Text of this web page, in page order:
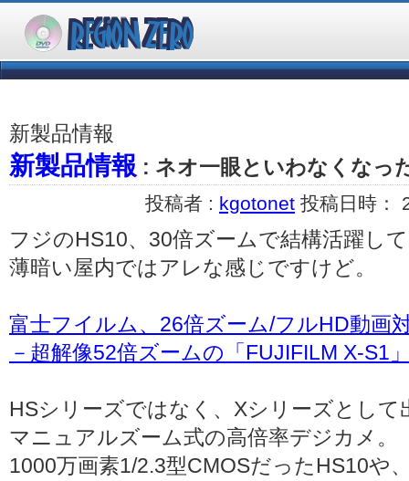
新製品情報
新製品情報 : ネオ一眼といわなくなっ
投稿者 : kgotonet 投稿日時：
フジのHS10、30倍ズームで結構活躍し
薄暗い屋内ではアレな感じですけど。
富士フイルム、26倍ズーム/フルHD動画
－超解像52倍ズームの「FUJIFILM X-S1
HSシリーズではなく、Xシリーズとして
マニュアルズーム式の高倍率デジカメ。
1000万画素1/2.3型CMOSだったHS10や